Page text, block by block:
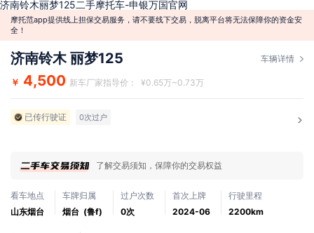
济南铃木丽梦125二手摩托车-申银万国官网
摩托范app提供线上担保交易服务，请不要线下交易，脱离平台将无法保障你的资金安
全！
济南铃木 丽梦125 车辆详情
￥ 4,500 新车厂家指导价： ¥0.65万~0.73万
已传行驶证 0次过户
了解交易须知，保障你的交易权益
看车地点
山东烟台
车牌归属
烟台 (鲁f)
过户次数
0次
首次上牌
2024-06
行驶里程
2200km